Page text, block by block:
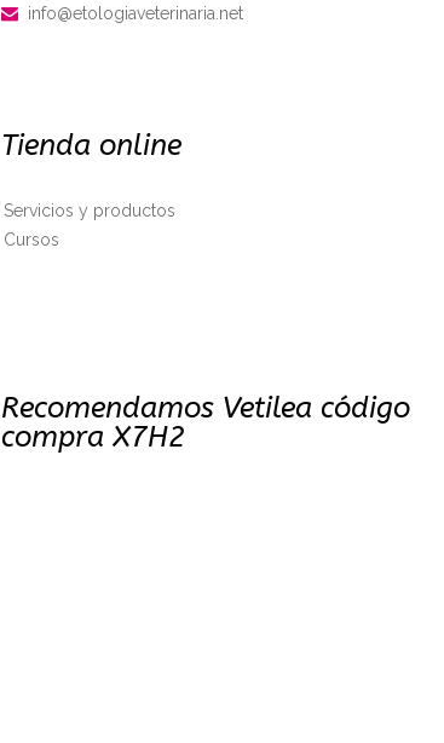
 info@etologiaveterinaria.net
Tienda online
Servicios y productos
Cursos
Recomendamos Vetilea código
compra X7H2